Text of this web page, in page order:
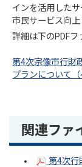
インを活用した
市民サービス向上
詳細は下のPDFフ
第4次宗像市行財
プランについて
関連ファ
第4次行